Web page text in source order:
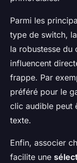
Parmi les
type de switch,
la robustesse du
influencent
frappe. Par
préféré pour le
clic audible peut
texte.
Enfin, associer
facilite une